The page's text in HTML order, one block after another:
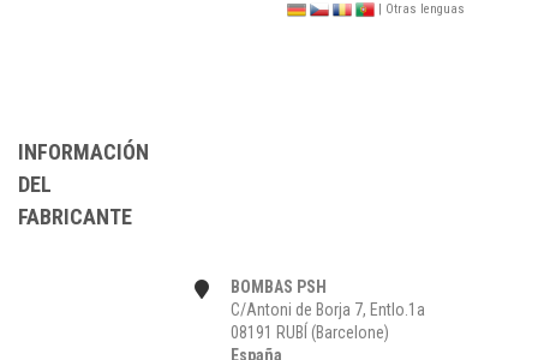
| Otras lenguas
INFORMACIÓN
DEL
FABRICANTE
BOMBAS PSH
C/Antoni de Borja 7, Entlo.1a
08191 RUBÍ (Barcelone)
España